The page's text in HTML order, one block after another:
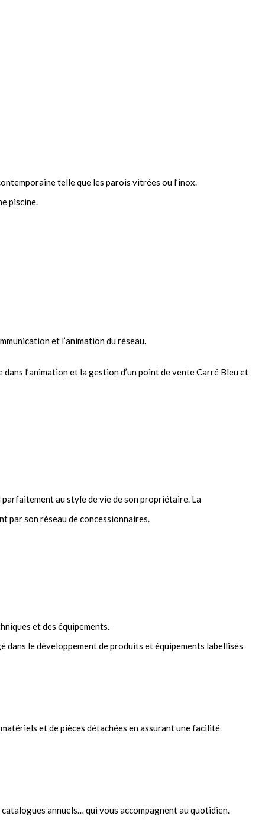
telle que les parois vitrées ou l’inox.
piscine.
et l’animation du réseau.
l’animation et la gestion d’un point de vente Carré Bleu et
parfaitement au style de vie de son propriétaire. La
par son réseau de concessionnaires.
et des équipements.
le développement de produits et équipements labellisés
et de pièces détachées en assurant une facilité
annuels… qui vous accompagnent au quotidien.